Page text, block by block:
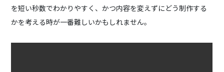
を短い秒数でわかりやすく、かつ内容を変えずにどう制作する
かを考える時が一番難しいかもしれません。